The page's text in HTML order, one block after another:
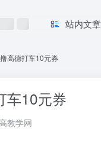
站内文章
高德打车10元券
车10元券
教学网